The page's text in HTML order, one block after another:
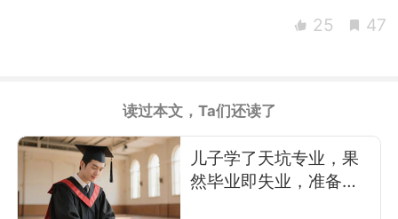
25 47
读过本文，Ta们还读了
儿子学了天坑专业，果
然毕业即失业，准备吃